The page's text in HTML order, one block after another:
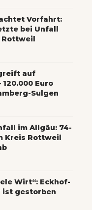
Vorfahrt:
bei Unfall
Rottweil
auf
Euro
Sulgen
im Allgäu: 74-
Kreis Rottweil
Wirt“: Eckhof-
ist gestorben